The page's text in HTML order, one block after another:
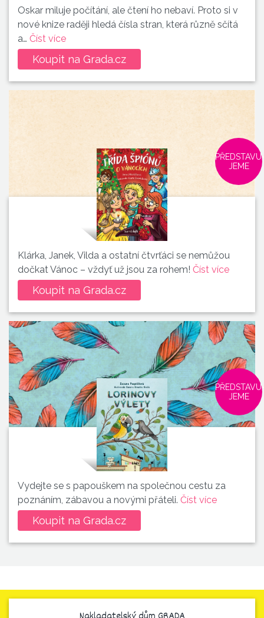
Oskar miluje počítání, ale čtení ho nebaví. Proto si v
nové knize raději hledá čísla stran, která různě sčítá
a… Číst více
Koupit na Grada.cz
Klárka, Janek, Vilda a ostatní čtvrťáci se nemůžou
dočkat Vánoc – vždyť už jsou za rohem! Číst více
Koupit na Grada.cz
JEME
Vydejte se s papouškem na společnou cestu za
poznáním, zábavou a novými přáteli. Číst více
Koupit na Grada.cz
JEME